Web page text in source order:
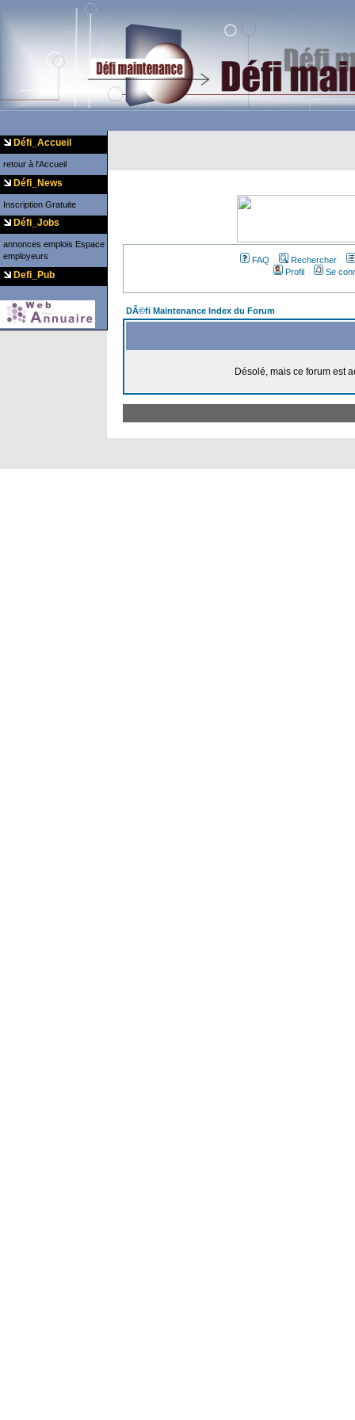
Défi_Accueil
retour à l'Accueil
Défi_News
Inscription Gratuite
Défi_Jobs
annonces emplois Espace
employeurs
Defi_Pub
FAQ
Rechercher
Profil
Se
DÃ©fi Maintenance Index du Forum
Désolé, mais ce forum est